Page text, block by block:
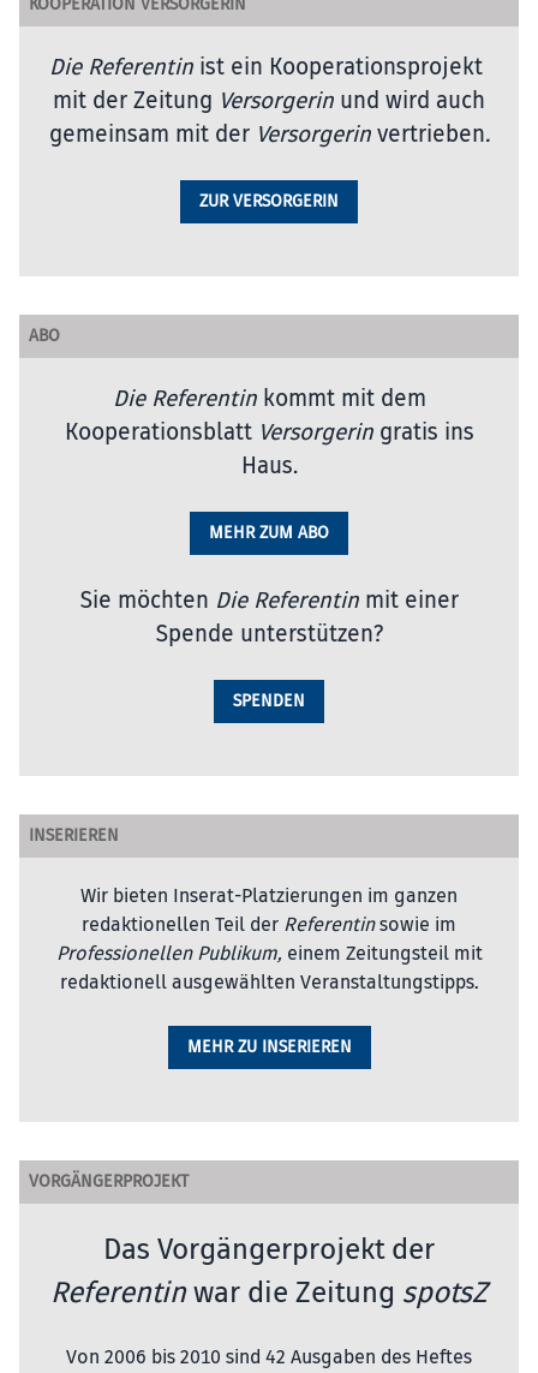
KOOPERATION VERSORGERIN
Die Referentin ist ein Kooperationsprojekt
mit der Zeitung Versorgerin und wird auch
gemeinsam mit der Versorgerinvertrieben.
ZUR VERSORGERIN
ABO
Die Referentinkommt mit dem
Kooperationsblatt Versorgeringratis ins
Haus.
MEHR ZUM ABO
Sie möchten Die Referentinmit einer
Spende unterstützen?
SPENDEN
INSERIEREN
Wir bieten Inserat-Platzierungen im ganzen
redaktionellen Teil der Referentinsowie im
Professionellen Publikum, einem Zeitungsteil mit
redaktionell ausgewählten Veranstaltungstipps.
MEHR ZU INSERIEREN
VORGÄNGERPROJEKT
Das Vorgängerprojekt der
Referentinwar die Zeitung spotsZ
Von 2006 bis 2010 sind 42 Ausgaben des Heftes